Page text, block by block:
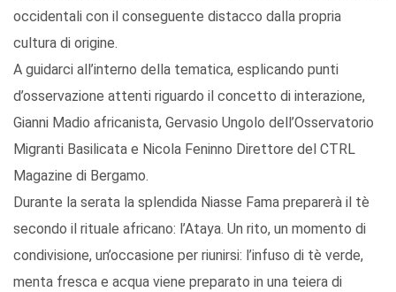
occidentali con il conseguente distacco dalla propria
cultura di origine.
A guidarci all’interno della tematica, esplicando punti
d’osservazione attenti riguardo il concetto di interazione,
Gianni Madio africanista, Gervasio Ungolo dell’Osservatorio
Migranti Basilicata e Nicola Feninno Direttore del CTRL
Magazine di Bergamo.
Durante la serata la splendida Niasse Fama preparerà il tè
secondo il rituale africano: l’Ataya. Un rito, un momento di
condivisione, un’occasione per riunirsi: l’infuso di tè verde,
menta fresca e acqua viene preparato in una teiera di